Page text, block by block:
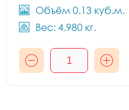
Объём 0.13 куб.м.
Вес: 4.980 кг.